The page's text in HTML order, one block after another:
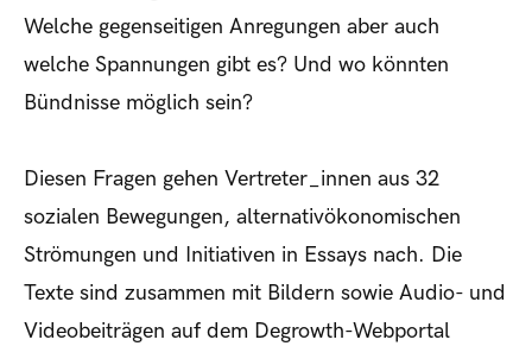
Welche gegenseitigen Anregungen aber auch
welche Spannungen gibt es? Und wo könnten
Bündnisse möglich sein?
Diesen Fragen gehen Vertreter_innen aus 32
sozialen Bewegungen, alternativökonomischen
Strömungen und Initiativen in Essays nach. Die
Texte sind zusammen mit Bildern sowie Audio- und
Videobeiträgen auf dem Degrowth-Webportal